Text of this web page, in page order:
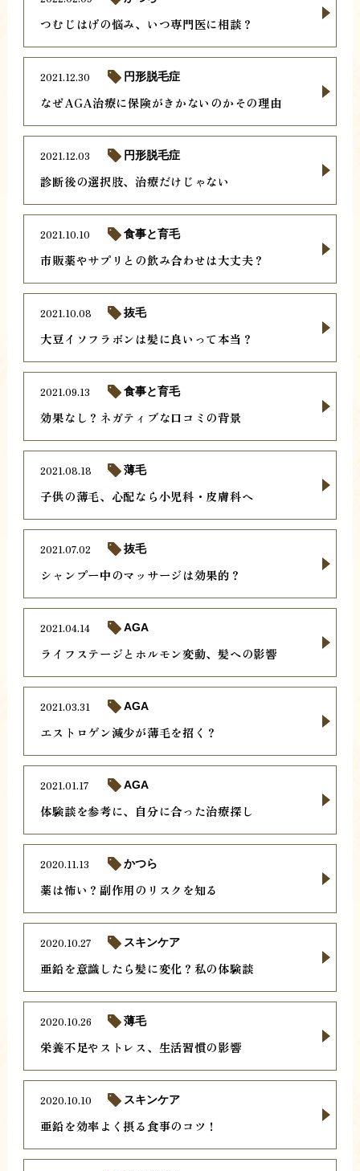
つむじはげの悩み、いつ専門医に相談？
なぜAGA治療に保険がきかないのかその理由
2021.12.30 円形脱毛症
診断後の選択肢、治療だけじゃない
2021.12.03 円形脱毛症
市販薬やサプリとの飲み合わせは大丈夫？
2021.10.10 食事と育毛
大豆イソフラボンは髪に良いって本当？
2021.10.08 抜毛
効果なし？ネガティブな口コミの背景
2021.09.13 食事と育毛
子供の薄毛、心配なら小児科・皮膚科へ
2021.08.18 薄毛
シャンプー中のマッサージは効果的？
2021.07.02 抜毛
ライフステージとホルモン変動、髪への影響
2021.04.14 AGA
エストロゲン減少が薄毛を招く？
2021.03.31 AGA
体験談を参考に、自分に合った治療探し
2021.01.17 AGA
薬は怖い？副作用のリスクを知る
2020.11.13 かつら
亜鉛を意識したら髪に変化？私の体験談
2020.10.27 スキンケア
栄養不足やストレス、生活習慣の影響
2020.10.26 薄毛
亜鉛を効率よく摂る食事のコツ！
2020.10.10 スキンケア